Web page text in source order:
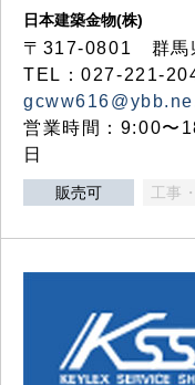
日本建築金物(株)
〒317‐0801 群馬
TEL：027-221-
営業時間：9:00〜
日
販売可 工事